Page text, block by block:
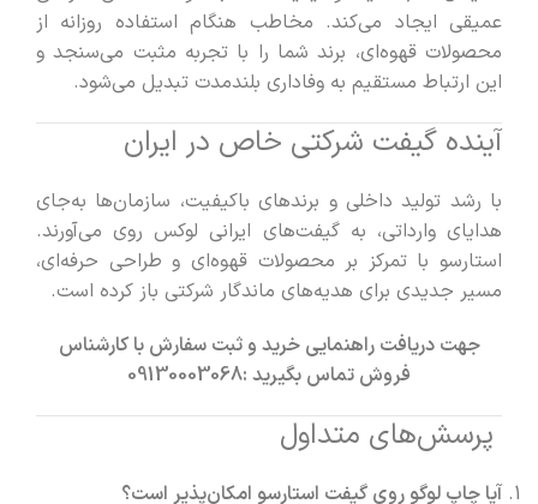
عمیقی ایجاد می‌کند. مخاطب هنگام استفاده روزانه از
محصولات قهوه‌ای، برند شما را با تجربه مثبت می‌سنجد و
این ارتباط مستقیم به وفاداری بلندمدت تبدیل می‌شود.
آینده گیفت شرکتی خاص در ایران
با رشد تولید داخلی و برندهای باکیفیت، سازمان‌ها به‌جای
هدایای وارداتی، به گیفت‌های ایرانی لوکس روی می‌آورند.
استارسو با تمرکز بر محصولات قهوه‌ای و طراحی حرفه‌ای،
مسیر جدیدی برای هدیه‌های ماندگار شرکتی باز کرده است.
جهت دریافت راهنمایی خرید و ثبت سفارش با کارشناس
فروش تماس بگیرید :09130003068
پرسش‌های متداول
آیا چاپ لوگو روی گیفت استارسو امکان‌پذیر است؟